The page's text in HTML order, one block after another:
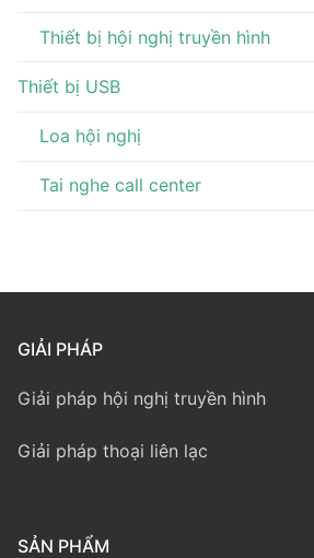
Thiết bị hội nghị truyền hình
Thiết bị USB
Loa hội nghị
Tai nghe call center
GIẢI PHÁP
Giải pháp hội nghị truyền hình
Giải pháp thoại liên lạc
SẢN PHẨM